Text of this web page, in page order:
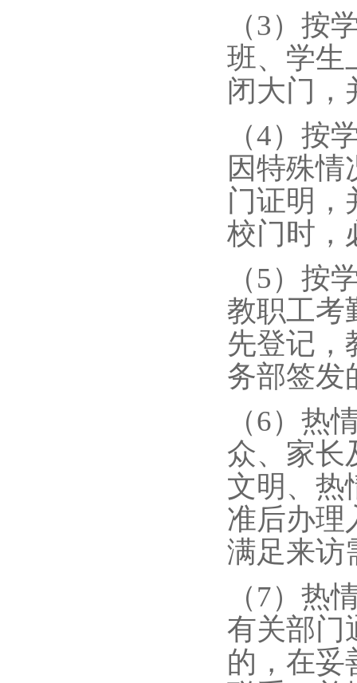
（3）按
班、学生
闭大门，
（4）按
因特殊
门证明，
校门时，
（5）按
教职工考
先登记，
务部签发
（6）热
众、家长
文明、热
准后办理
满足来访
（7）热
有关部门
的，在妥